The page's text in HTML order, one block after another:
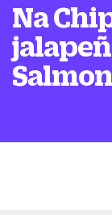
Na